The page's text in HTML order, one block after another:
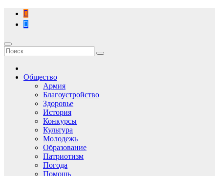
Перейти
содержимому
Общество
Армия
Благоустройство
Здоровье
История
Конкурсы
Культура
Молодежь
Образование
Патриотизм
Погода
Помощь